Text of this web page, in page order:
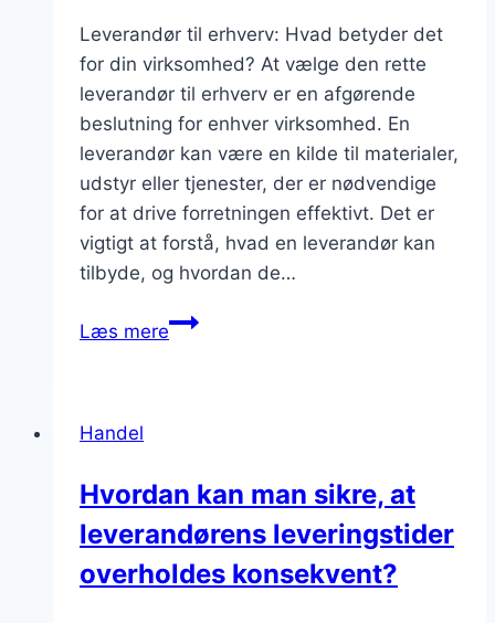
Leverandør til erhverv: Hvad betyder det
for din virksomhed? At vælge den rette
leverandør til erhverv er en afgørende
beslutning for enhver virksomhed. En
leverandør kan være en kilde til materialer,
udstyr eller tjenester, der er nødvendige
for at drive forretningen effektivt. Det er
vigtigt at forstå, hvad en leverandør kan
tilbyde, og hvordan de…
Læs mereLeverandør
specialiserede
løsninger
Handel
Hvordan kan man sikre, at
leverandørens leveringstider
overholdes konsekvent?